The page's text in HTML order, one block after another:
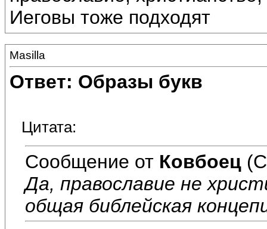
Иеговы тоже подходят
Masilla
Ответ: Образы букв
Цитата:
Сообщение от Ковбоец
Да, православие не
общая библейская